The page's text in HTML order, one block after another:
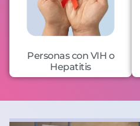
Personas con VIH o
Hepatitis